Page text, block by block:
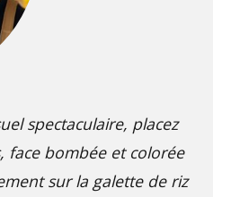
spectaculaire, placez
face bombée et colorée
sur la galette de riz